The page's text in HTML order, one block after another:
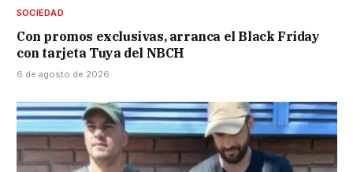
SOCIEDAD
Con promos exclusivas, arranca el Black Friday
con tarjeta Tuya del NBCH
6 de agosto de 2026